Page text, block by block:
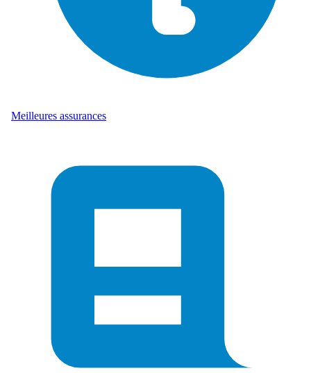
Meilleures assurances